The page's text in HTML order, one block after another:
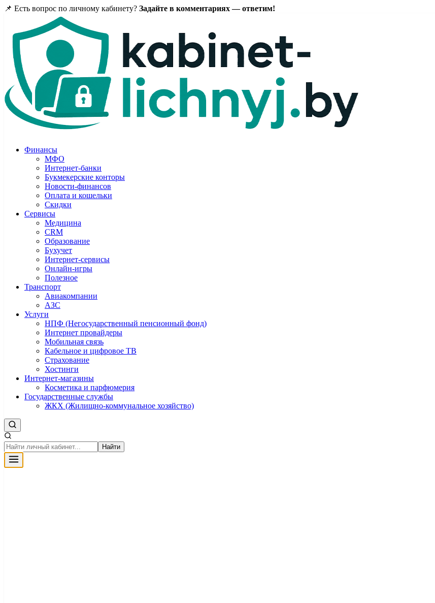
📌 Есть вопрос по личному кабинету? Задайте в комментариях — ответим!
Финансы
МФО
Интернет-банки
Букмекерские конторы
Новости-финансов
Оплата и кошельки
Скидки
Сервисы
Медицина
CRM
Образование
Бухучет
Интернет-сервисы
Онлайн-игры
Полезное
Транспорт
Авиакомпании
АЗС
Услуги
НПФ (Негосударственный пенсионный фонд)
Интернет провайдеры
Мобильная связь
Кабельное и цифровое ТВ
Страхование
Хостинги
Интернет-магазины
Косметика и парфюмерия
Государственные службы
ЖКХ (Жилищно-коммунальное хозяйство)
Найти